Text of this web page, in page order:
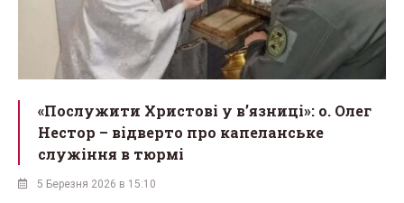
«Послужити Христові у вʼязниці»: о. Олег
Нестор – відверто про капеланське
служіння в тюрмі
5 Березня 2026 в 15:10